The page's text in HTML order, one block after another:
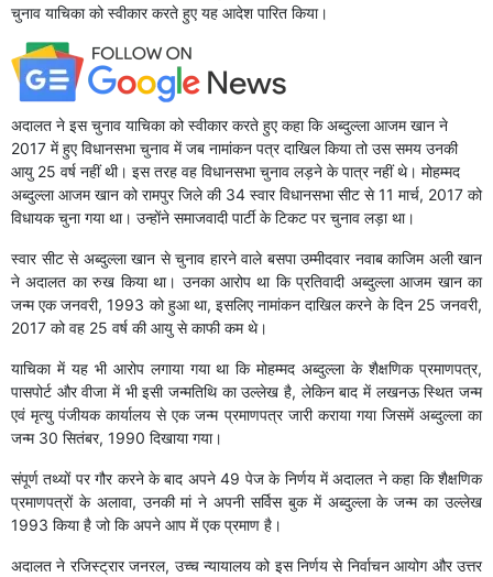
चुनाव याचिका को स्वीकार करते हुए यह आदेश पारित किया।
अदालत ने इस चुनाव याचिका को स्वीकार करते हुए कहा कि अब्दुल्ला आजम खान ने
2017 में हुए विधानसभा चुनाव में जब नामांकन पत्र दाखिल किया तो उस समय उनकी
आयु 25 वर्ष नहीं थी। इस तरह वह विधानसभा चुनाव लड़ने के पात्र नहीं थे। मोहम्मद
अब्दुल्ला आजम खान को रामपुर जिले की 34 स्वार विधानसभा सीट से 11 मार्च, 2017 को
विधायक चुना गया था। उन्होंने समाजवादी पार्टी के टिकट पर चुनाव लड़ा था।
स्वार सीट से अब्दुल्ला खान से चुनाव हारने वाले बसपा उम्मीदवार नवाब काजिम अली खान
ने अदालत का रुख किया था। उनका आरोप था कि प्रतिवादी अब्दुल्ला आजम खान का
जन्म एक जनवरी, 1993 को हुआ था, इसलिए नामांकन दाखिल करने के दिन 25 जनवरी,
2017 को वह 25 वर्ष की आयु से काफी कम थे।
याचिका में यह भी आरोप लगाया गया था कि मोहम्मद अब्दुल्ला के शैक्षणिक प्रमाणपत्र,
पासपोर्ट और वीजा में भी इसी जन्मतिथि का उल्लेख है, लेकिन बाद में लखनऊ स्थित जन्म
एवं मृत्यु पंजीयक कार्यालय से एक जन्म प्रमाणपत्र जारी कराया गया जिसमें अब्दुल्ला का
जन्म 30 सितंबर, 1990 दिखाया गया।
संपूर्ण तथ्यों पर गौर करने के बाद अपने 49 पेज के निर्णय में अदालत ने कहा कि शैक्षणिक
प्रमाणपत्रों के अलावा, उनकी मां ने अपनी सर्विस बुक में अब्दुल्ला के जन्म का उल्लेख
1993 किया है जो कि अपने आप में एक प्रमाण है।
अदालत ने रजिस्ट्रार जनरल, उच्च न्यायालय को इस निर्णय से निर्वाचन आयोग और उत्तर